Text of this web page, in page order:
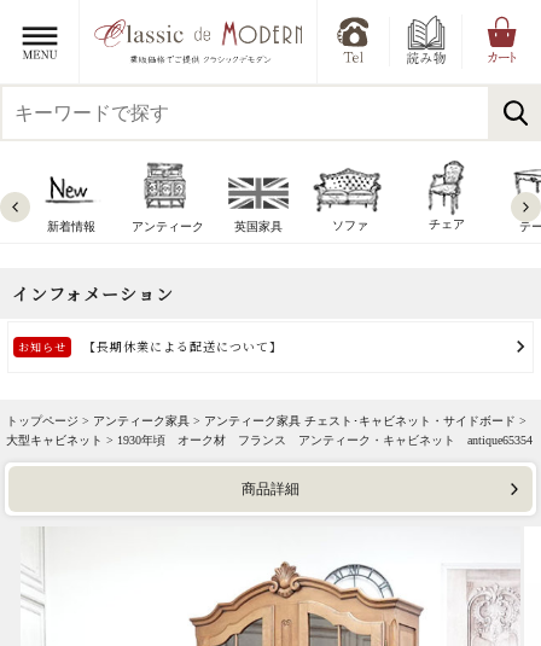
新着情報 アンティーク 英国家具 ソファ チェア テ
トップページ > アンティーク家具 > アンティーク家具 チェスト･キャビネット・サイドボード >
大型キャビネット > 1930年頃 オーク材 フランス アンティーク・キャビネット antique65354
商品詳細